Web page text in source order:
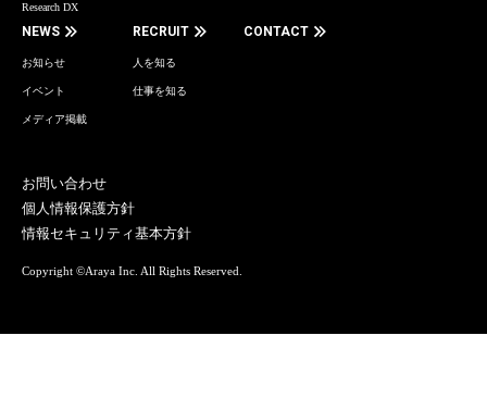
Research DX
NEWS
お知らせ
イベント
メディア掲載
RECRUIT
人を知る
仕事を知る
CONTACT
お問い合わせ
個人情報保護方針
情報セキュリティ基本方針
Copyright ©Araya Inc. All Rights Reserved.